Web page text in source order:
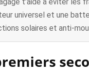
universel et une
solaires et anti-